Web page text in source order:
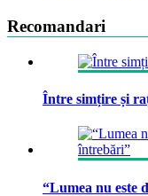
Recomandari
Între simțire și
“Lumea nu este